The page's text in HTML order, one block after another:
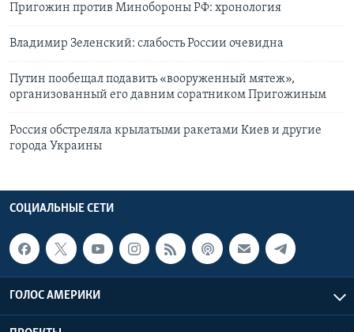
Пригожин против Минобороны РФ: хронология
Владимир Зеленский: слабость России очевидна
Путин пообещал подавить «вооруженный мятеж»,
организованный его давним соратником Пригожиным
Россия обстреляла крылатыми ракетами Киев и другие
города Украины
СОЦИАЛЬНЫЕ СЕТИ
ГОЛОС АМЕРИКИ